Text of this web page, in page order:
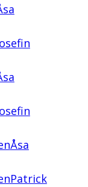
Åsa
Patrick